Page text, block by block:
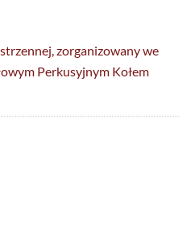
zorganizowany we
Perkusyjnym Kołem